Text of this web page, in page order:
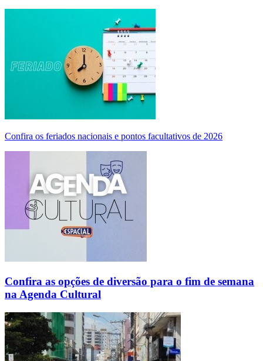
Confira os feriados nacionais e pontos facultativos de 2026
Confira as opções de diversão para o fim de semana
na Agenda Cultural